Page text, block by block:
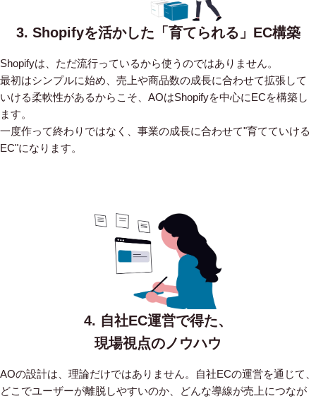
3. Shopifyを活かした「育てられる」EC構築
Shopifyは、ただ流行っているから使うのではありません。
最初はシンプルに始め、売上や商品数の成長に合わせて拡張して
いける柔軟性があるからこそ、AOはShopifyを中心にECを構築し
ます。
一度作って終わりではなく、事業の成長に合わせて"育てていける
EC"になります。
4. 自社EC運営で得た、
現場視点のノウハウ
AOの設計は、理論だけではありません。自社ECの運営を通じて、
どこでユーザーが離脱しやすいのか、どんな導線が売上につなが